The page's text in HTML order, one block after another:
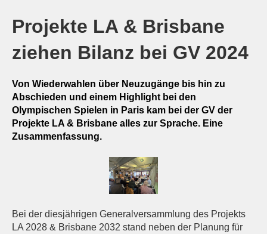
Projekte LA & Brisbane
ziehen Bilanz bei GV 2024
Von Wiederwahlen über Neuzugänge bis hin zu
Abschieden und einem Highlight bei den
Olympischen Spielen in Paris kam bei der GV der
Projekte LA & Brisbane alles zur Sprache. Eine
Zusammenfassung.
Bei der diesjährigen Generalversammlung des Projekts
LA 2028 & Brisbane 2032 stand neben der Planung für